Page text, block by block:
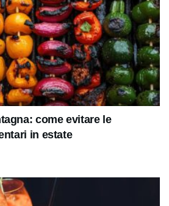
come evitare le
in estate